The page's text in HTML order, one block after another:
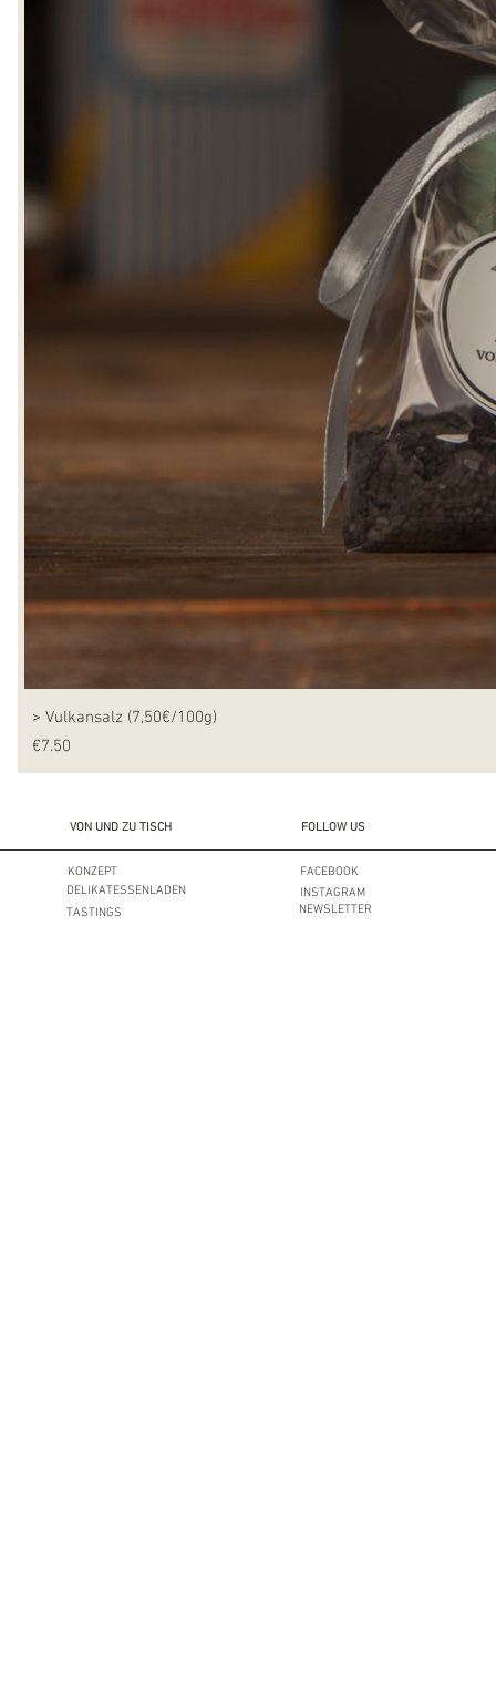
> Vulkansalz (7,50€/100g)
Preis
€7.50
VON UND ZU TISCH FOLLOW US
KONZEPT
DELIKATESSENLADEN
TASTINGS
FACEBOOK
INSTAGRAM
NEWSLETTER